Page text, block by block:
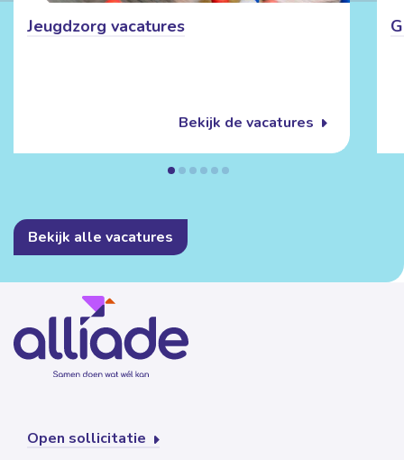
Jeugdzorg vacatures
Bekijk de vacatures
Bekijk alle vacatures
Open sollicitatie